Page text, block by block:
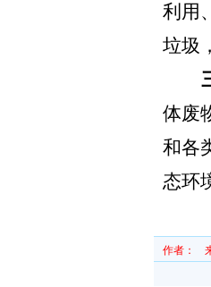
利用
垃圾
体废
和各
态环
作者：